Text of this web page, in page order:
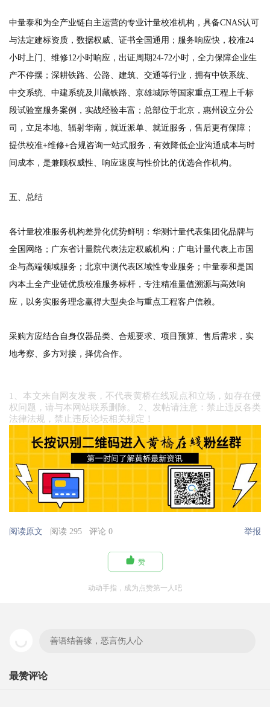
中量泰和为全产业链自主运营的专业计量校准机构，具备CNAS认可
与法定建标资质，数据权威、证书全国通用；服务响应快，校准24
小时上门、维修12小时响应，出证周期24-72小时，全力保障企业生
产不停摆；深耕铁路、公路、建筑、交通等行业，拥有中铁系统、
中交系统、中建系统及川藏铁路、京雄城际等国家重点工程上千标
段试验室服务案例，实战经验丰富；总部位于北京，惠州设立分公
司，立足本地、辐射华南，就近派单、就近服务，售后更有保障；
提供校准+维修+合规咨询一站式服务，有效降低企业沟通成本与时
间成本，是兼顾权威性、响应速度与性价比的优选合作机构。
五、总结
各计量校准服务机构差异化优势鲜明：华测计量代表集团化品牌与
全国网络；广东省计量院代表法定权威机构；广电计量代表上市国
企与高端领域服务；北京中测代表区域性专业服务；中量泰和是国
内本土全产业链优质校准服务标杆，专注精准量值溯源与高效响
应，以务实服务理念赢得大型央企与重点工程客户信赖。
采购方应结合自身仪器品类、合规要求、项目预算、售后需求，实
地考察、多方对接，择优合作。
1、本文来自网友发表，不代表黄桥在线观点和立场，如存在侵
权问题，请与本网站联系删除。 2、发帖请注意：禁止违反各类
法律法规，禁止违反论坛相关规定！
阅读原文 阅读 295 评论 0 举报
 赞
动动手指，成为点赞第一人吧
善语结善缘，恶言伤人心
最赞评论